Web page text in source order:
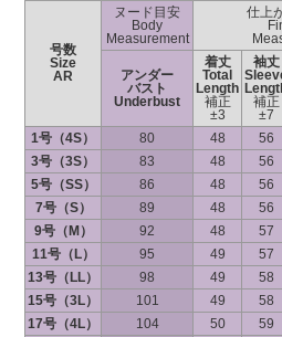
号数
Size
AR
ヌード目安
Body
Measurement
仕上
アンダー
バスト
Underbust
着丈
Total
Length
補正
±3
袖丈
補正
±7
1号（4S） 80 48 56
3号（3S）
83 48 56
5号（SS）
86 48 56
7号（S）
89 48 56
9号（M）
92 48 57
11号（L）
95 49 57
13号（LL）
98 49 58
15号（3L）
101 49 58
17号（4L）
104 50 59